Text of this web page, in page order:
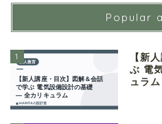
Popular
1
【新
ぶ 電
ュラム